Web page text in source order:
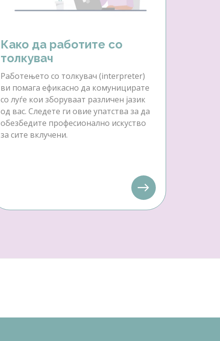
Како да работите со
толкувач
Работењето со толкувач (interpreter)
ви помага ефикасно да комуницирате
со луѓе кои зборуваат различен јазик
од вас. Следете ги овие упатства за да
обезбедите професионално искуство
за сите вклучени.